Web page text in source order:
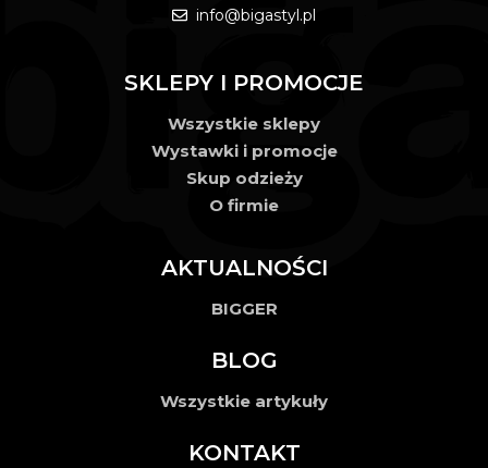
info@bigastyl.pl
SKLEPY I PROMOCJE
Wszystkie sklepy
Wystawki i promocje
Skup odzieży
O firmie
AKTUALNOŚCI
BIGGER
BLOG
Wszystkie artykuły
KONTAKT